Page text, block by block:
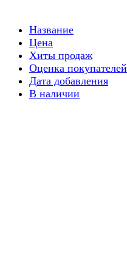
Название
Цена
Хиты продаж
Оценка покупателей
Дата добавления
В наличии